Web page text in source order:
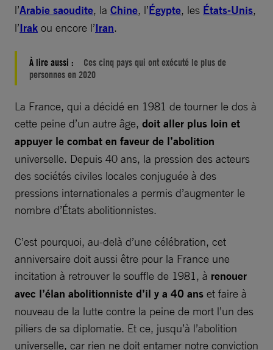
l’Arabie saoudite, la Chine, l’Égypte, les États-Unis,
l’Irak ou encore l’Iran.
À lire aussi :
Ces cinq pays qui ont exécuté le plus de
personnes en 2020
La France, qui a décidé en 1981 de tourner le dos à
cette peine d’un autre âge, doit aller plus loin et
appuyer le combat en faveur de l’abolition
universelle. Depuis 40 ans, la pression des acteurs
des sociétés civiles locales conjuguée à des
pressions internationales a permis d’augmenter le
nombre d’États abolitionnistes.
C’est pourquoi, au-delà d’une célébration, cet
anniversaire doit aussi être pour la France une
incitation à retrouver le souffle de 1981, à renouer
avec l’élan abolitionniste d’il y a 40 ans et faire à
nouveau de la lutte contre la peine de mort l’un des
piliers de sa diplomatie. Et ce, jusqu’à l’abolition
universelle, car rien ne doit entamer notre conviction